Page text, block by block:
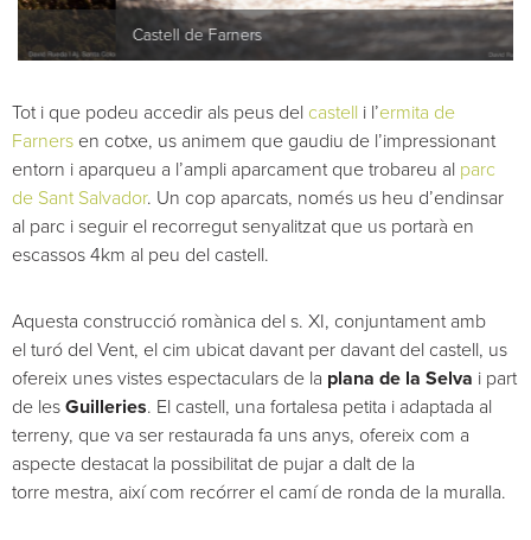
Castell de Farners
Tot i que podeu accedir als peus del castell i l’ermita de
Farners en cotxe, us animem que gaudiu de l’impressionant
entorn i aparqueu a l’ampli aparcament que trobareu al parc
de Sant Salvador. Un cop aparcats, només us heu d’endinsar
al parc i seguir el recorregut senyalitzat que us portarà en
escassos 4km al peu del castell.
Aquesta construcció romànica del s. XI, conjuntament amb
el turó del Vent, el cim ubicat davant per davant del castell, us
ofereix unes vistes espectaculars de la plana de la Selva i part
de les Guilleries. El castell, una fortalesa petita i adaptada al
terreny, que va ser restaurada fa uns anys, ofereix com a
aspecte destacat la possibilitat de pujar a dalt de la
torre mestra, així com recórrer el camí de ronda de la muralla.